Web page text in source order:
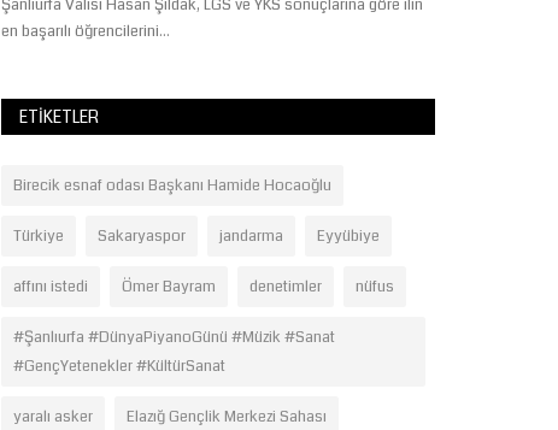
Şanlıurfa Valisi Hasan Şıldak, LGS ve YKS sonuçlarına göre ilin
en başarılı öğrencilerini...
ETIKETLER
Birecik esnaf odası Başkanı Hamide Hocaoğlu
Türkiye Sakaryaspor jandarma Eyyübiye
affını istedi Ömer Bayram denetimler nüfus
#Şanlıurfa #DünyaPiyanoGünü #Müzik #Sanat
#GençYetenekler #KültürSanat
yaralı asker Elazığ Gençlik Merkezi Sahası